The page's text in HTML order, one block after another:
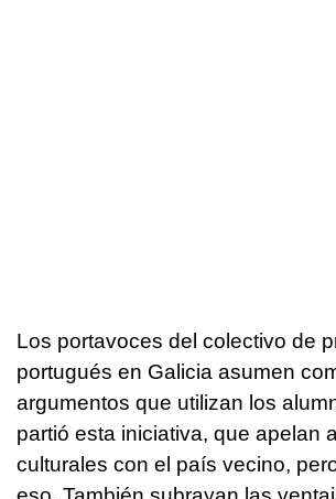
Los portavoces del colectivo de
portugués en Galicia asumen
argumentos que utilizan los
partió esta iniciativa, que apelan
culturales con el país vecino,